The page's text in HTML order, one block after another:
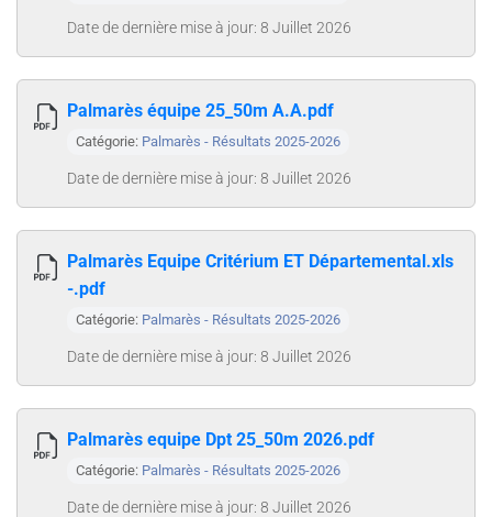
Date de dernière mise à jour: 8 Juillet 2026
Palmarès équipe 25_50m A.A.pdf
Catégorie: Palmarès - Résultats 2025-2026
Date de dernière mise à jour: 8 Juillet 2026
Palmarès Equipe Critérium ET Départemental.xls
-.pdf
Catégorie: Palmarès - Résultats 2025-2026
Date de dernière mise à jour: 8 Juillet 2026
Palmarès equipe Dpt 25_50m 2026.pdf
Catégorie: Palmarès - Résultats 2025-2026
Date de dernière mise à jour: 8 Juillet 2026